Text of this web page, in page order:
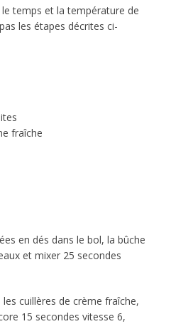
temps et la température de
les étapes décrites ci-
fraîche
en dés dans le bol, la bûche
et mixer 25 secondes
cuillères de crème fraîche,
15 secondes vitesse 6,